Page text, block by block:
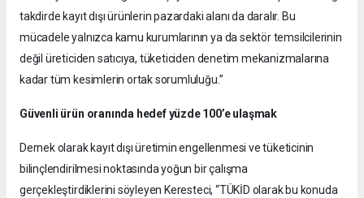
takdirde kayıt dışı ürünlerin pazardaki alanı da daralır. Bu
mücadele yalnızca kamu kurumlarının ya da sektör temsilcilerinin
değil üreticiden satıcıya, tüketiciden denetim mekanizmalarına
kadar tüm kesimlerin ortak sorumluluğu.”
Güvenli ürün oranında hedef yüzde 100’e ulaşmak
Dernek olarak kayıt dışı üretimin engellenmesi ve tüketicinin
bilinçlendirilmesi noktasında yoğun bir çalışma
gerçekleştirdiklerini söyleyen Keresteci, “TÜKİD olarak bu konuda